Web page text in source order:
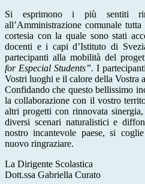
Si esprimono i più sentiti
all’Amministrazione comunale
cortesia con la quale sono stati
docenti e i capi d’Istituto di
partecipanti alla mobilità del
for Especial Students”.I
Vostri luoghi e il calore della Vostra
Confidando che questo bellissimo
la collaborazione con il vostro
altri progetti con rinnovata
diversi scenari naturalistici e
nostro incantevole paese, si
nuovo ringraziare.
La Dirigente Scolastica
Dott.ssa Gabriella Curato